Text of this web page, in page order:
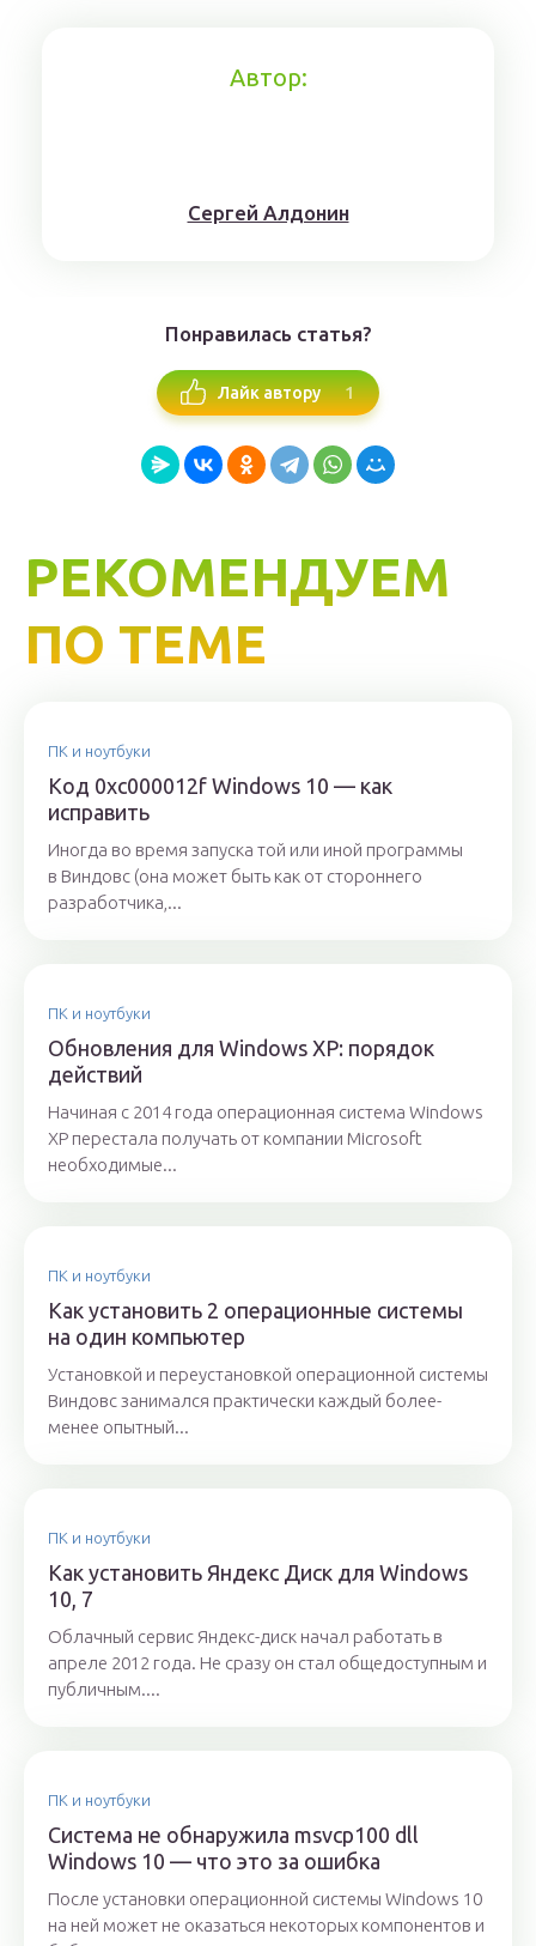
Автор:
Сергей Алдонин
Понравилась статья?
Лайк автору 1
РЕКОМЕНДУЕМ
ПО ТЕМЕ
ПК и ноутбуки
Код 0xc000012f Windows 10 — как
исправить
Иногда во время запуска той или иной программы
в Виндовс (она может быть как от стороннего
разработчика,...
ПК и ноутбуки
Обновления для Windows ХP: порядок
действий
Начиная с 2014 года операционная система Windows
XP перестала получать от компании Microsoft
необходимые...
ПК и ноутбуки
Как установить 2 операционные системы
на один компьютер
Установкой и переустановкой операционной системы
Виндовс занимался практически каждый более-
менее опытный...
ПК и ноутбуки
Как установить Яндекс Диск для Windows
10, 7
Облачный сервис Яндекс-диск начал работать в
апреле 2012 года. Не сразу он стал общедоступным и
публичным....
ПК и ноутбуки
Система не обнаружила msvcp100 dll
Windows 10 — что это за ошибка
После установки операционной системы Windows 10
на ней может не оказаться некоторых компонентов и